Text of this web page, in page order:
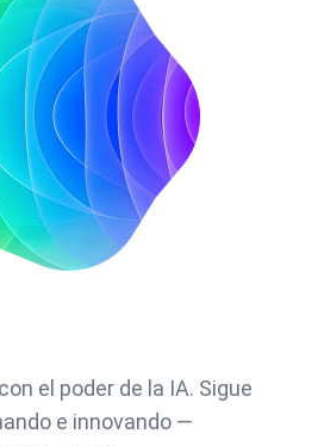
el poder de la IA. Sigue
e innovando —